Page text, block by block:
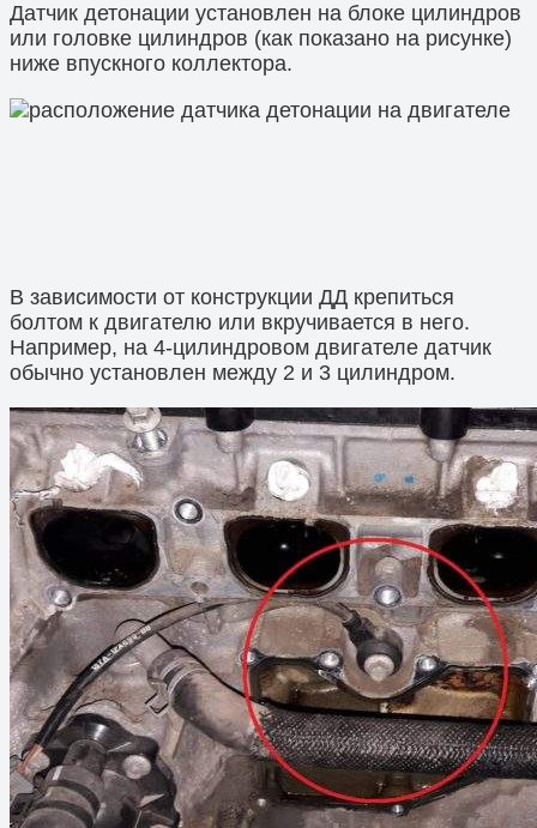
Датчик детонации установлен на блоке цилиндров
или головке цилиндров (как показано на рисунке)
ниже впускного коллектора.
В зависимости от конструкции ДД крепиться
болтом к двигателю или вкручивается в него.
Например, на 4-цилиндровом двигателе датчик
обычно установлен между 2 и 3 цилиндром.